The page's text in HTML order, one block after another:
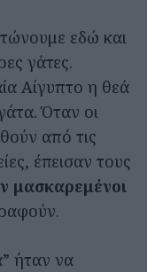
εδώ και
γάτες.
Αίγυπτο η θεά
Όταν οι
από τις
έπεισαν τους
μασκαρεμένοι
ήταν να